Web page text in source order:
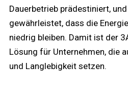
Dauerbetrieb prädestiniert,
gewährleistet, dass die
niedrig bleiben. Damit ist der
Lösung für Unternehmen, die
und Langlebigkeit setzen.